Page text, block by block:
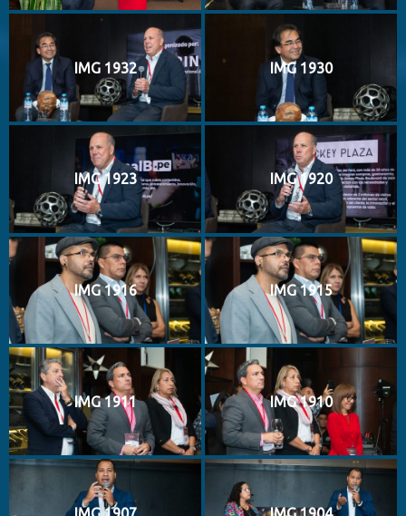
IMG 1932 IMG 1930
IMG 1923 IMG 1920
IMG 1916 IMG 1915
IMG 1911 IMG 1910